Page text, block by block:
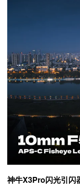
神牛X3Pro闪光引闪